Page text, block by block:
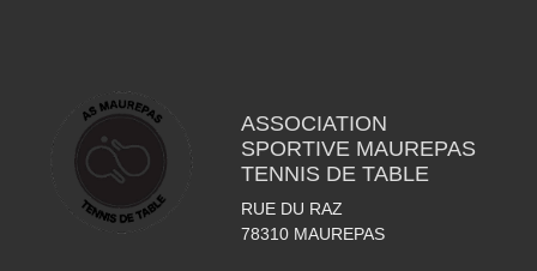
ASSOCIATION
SPORTIVE MAUREPAS
TENNIS DE TABLE
RUE DU RAZ
78310 MAUREPAS